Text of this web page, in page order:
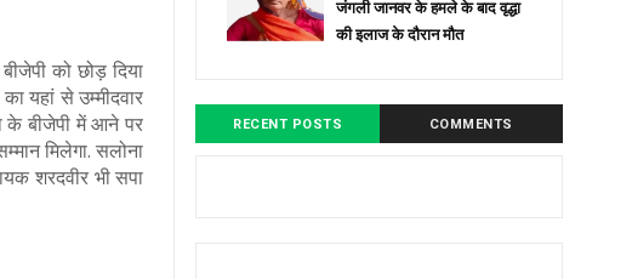
को छोड़ दिया
यहां से उम्मीदवार
के बीजेपी में आने पर
मिलेगा. सलोना
शरदवीर भी सपा
जंगली जानवर के हमले के बाद वृद्धा
की इलाज के दौरान मौत
RECENT POSTS COMMENTS